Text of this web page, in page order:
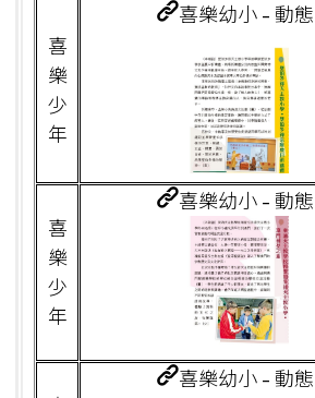
喜
樂
少
年
喜樂幼小 - 動態
喜
樂
少
年
喜樂幼小 - 動態
喜樂幼小 - 動態